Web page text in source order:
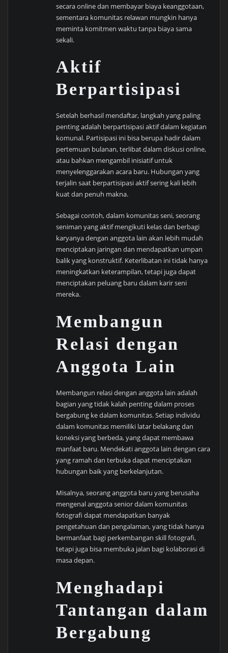
secara online dan membayar biaya keanggotaan,
sementara komunitas relawan mungkin hanya
meminta komitmen waktu tanpa biaya sama
sekali.
Aktif
Berpartisipasi
Setelah berhasil mendaftar, langkah yang paling
penting adalah berpartisipasi aktif dalam kegiatan
komunal. Partisipasi ini bisa berupa hadir dalam
pertemuan bulanan, terlibat dalam diskusi online,
atau bahkan mengambil inisiatif untuk
menyelenggarakan acara baru. Hubungan yang
terjalin saat berpartisipasi aktif sering kali lebih
kuat dan penuh makna.
Sebagai contoh, dalam komunitas seni, seorang
seniman yang aktif mengikuti kelas dan berbagi
karyanya dengan anggota lain akan lebih mudah
menciptakan jaringan dan mendapatkan umpan
balik yang konstruktif. Keterlibatan ini tidak hanya
meningkatkan keterampilan, tetapi juga dapat
menciptakan peluang baru dalam karir seni
mereka.
Membangun
Relasi dengan
Anggota Lain
Membangun relasi dengan anggota lain adalah
bagian yang tidak kalah penting dalam proses
bergabung ke dalam komunitas. Setiap individu
dalam komunitas memiliki latar belakang dan
koneksi yang berbeda, yang dapat membawa
manfaat baru. Mendekati anggota lain dengan cara
yang ramah dan terbuka dapat menciptakan
hubungan baik yang berkelanjutan.
Misalnya, seorang anggota baru yang berusaha
mengenal anggota senior dalam komunitas
fotografi dapat mendapatkan banyak
pengetahuan dan pengalaman, yang tidak hanya
bermanfaat bagi perkembangan skill fotografi,
tetapi juga bisa membuka jalan bagi kolaborasi di
masa depan.
Menghadapi
Tantangan dalam
Bergabung